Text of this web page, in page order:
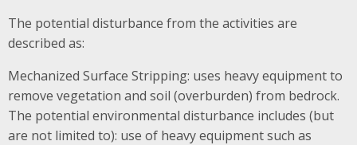
The potential disturbance from the activities are
described as:
Mechanized Surface Stripping: uses heavy equipment to
remove vegetation and soil (overburden) from bedrock.
The potential environmental disturbance includes (but
are not limited to): use of heavy equipment such as